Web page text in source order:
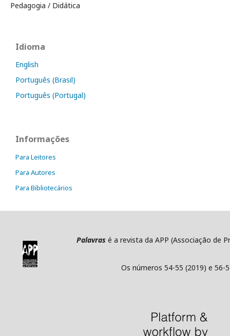
Pedagogia / Didática
Idioma
English
Português (Brasil)
Português (Portugal)
Informações
Para Leitores
Para Autores
Para Bibliotecários
Palavras é a revista da APP (Associação de
Os números 54-55 (2019) e